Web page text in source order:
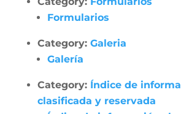
Formularios
Category: Galeria
Galería
Category: Índice de
clasificada y reservada